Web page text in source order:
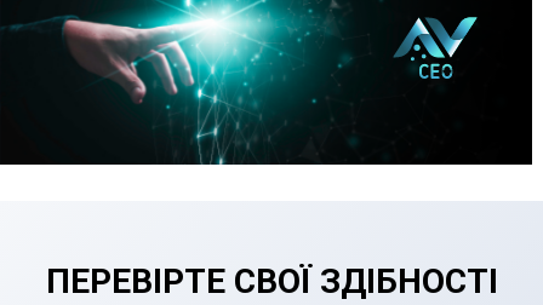
ПЕРЕВІРТЕ СВОЇ ЗДІБНОСТІ